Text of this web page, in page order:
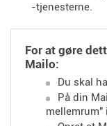
-tjenesterne.
For at gøre
Mailo:
Du skal
På din
mellemrum"